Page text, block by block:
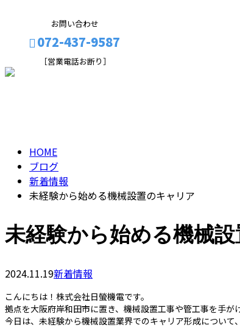
お問い合わせ
072-437-9587
［営業電話お断り］
HOME
ブログ
新着情報
未経験から始める機械設置のキャリア
未経験から始める機械
2024.11.19新着情報
こんにちは！株式会社日螢機電です。
拠点を大阪府岸和田市に置き、機械設置工事や管工事を手が
今日は、未経験から機械設置業界でのキャリア形成について